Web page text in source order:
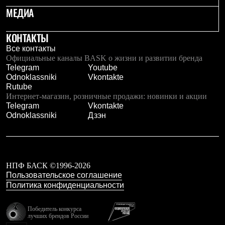
Софтшелл одежда
Куртки
Флисовая одежда
Куртки
Брюки
Жилеты
Комбинезоны
Термобелье
Комплект термобелья
Снаряжение
Палатки и тенты
Палатки
Аксессуары для палаток
Легкоходные
Альпинистские
Городские
Аксессуары для рюкзаков
Спальные мешки
Пуховые
Комбинированные
МЕДИА
КОНТАКТЫ
Все контакты
Официальные каналы BASK о жизни и развитии бренда
Telegram
Youtube
Odnoklassniki
Vkontakte
Rutube
Интернет-магазин, розничные продажи: новинки и акции
Telegram
Vkontakte
Odnoklassniki
Дзэн
НПФ БАСК ©1996-2026
Пользовательское соглашение
Политика конфиденциальности
Победитель конкурса
лучших брендов России